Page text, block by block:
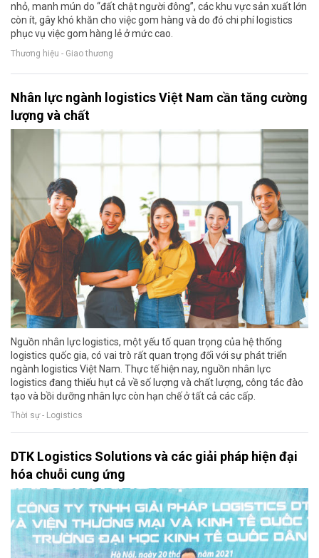
nhỏ, manh mún do “đất chật người đông”, các khu vực sản xuất lớn
còn ít, gây khó khăn cho việc gom hàng và do đó chi phí logistics
phục vụ việc gom hàng lẻ ở mức cao.
Thương hiệu - Giao thương
Nhân lực ngành logistics Việt Nam cần tăng cường
lượng và chất
Nguồn nhân lực logistics, một yếu tố quan trọng của hệ thống
logistics quốc gia, có vai trò rất quan trọng đối với sự phát triển
ngành logistics Việt Nam. Thực tế hiện nay, nguồn nhân lực
logistics đang thiếu hụt cả về số lượng và chất lượng, công tác đào
tạo và bồi dưỡng nhân lực còn hạn chế ở tất cả các cấp.
Thời sự - Logistics
DTK Logistics Solutions và các giải pháp hiện đại
hóa chuỗi cung ứng